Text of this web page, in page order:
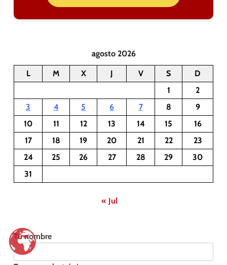
agosto 2026
L M X J V S
D
1
2
3
4 5 6 7 8
9
10
11 12 13 14 15
16
17
18 19 20 21 22
23
24
25 26 27 28 29
30
31
« Jul
Tu nombre